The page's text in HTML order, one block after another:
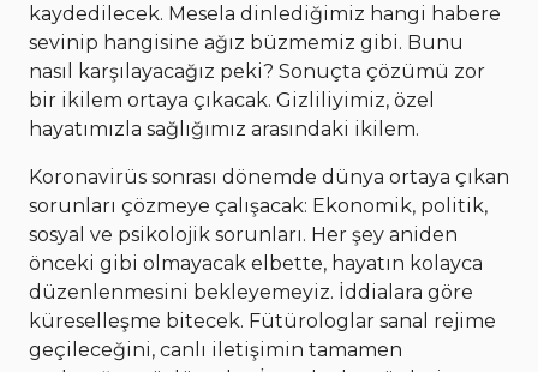
kaydedilecek. Mesela dinlediğimiz hangi habere
sevinip hangisine ağız büzmemiz gibi. Bunu
nasıl karşılayacağız peki? Sonuçta çözümü zor
bir ikilem ortaya çıkacak. Gizliliyimiz, özel
hayatımızla sağlığımız arasındaki ikilem.
Koronavirüs sonrası dönemde dünya ortaya çıkan
sorunları çözmeye çalışacak: Ekonomik, politik,
sosyal ve psikolojik sorunları. Her şey aniden
önceki gibi olmayacak elbette, hayatın kolayca
düzenlenmesini bekleyemeyiz. İddialara göre
küreselleşme bitecek. Fütürologlar sanal rejime
geçileceğini, canlı iletişimin tamamen